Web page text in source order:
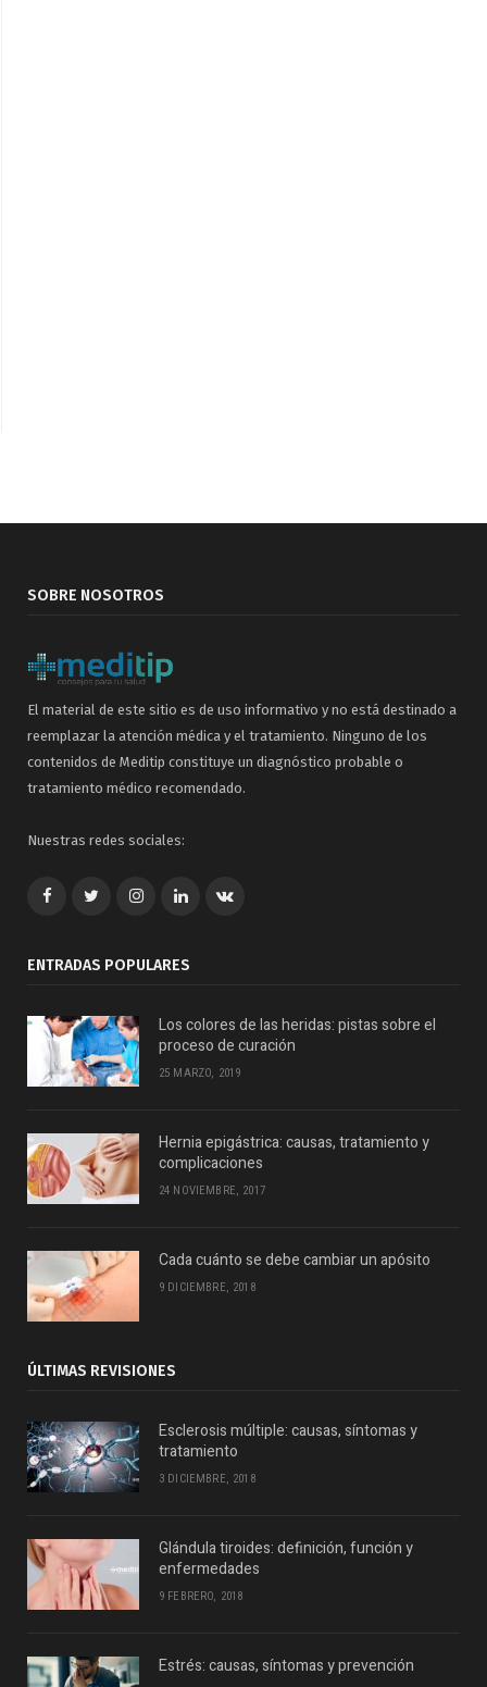
SOBRE NOSOTROS
El material de este sitio es de uso informativo y no está destinado a
reemplazar la atención médica y el tratamiento. Ninguno de los
contenidos de Meditip constituye un diagnóstico probable o
tratamiento médico recomendado.
Nuestras redes sociales:
FacebookTwitterGoogle+LinkedInVK
ENTRADAS POPULARES
Los colores de las heridas: pistas sobre el
proceso de curación
25 MARZO, 2019
Hernia epigástrica: causas, tratamiento y
complicaciones
24 NOVIEMBRE, 2017
Cada cuánto se debe cambiar un apósito
9 DICIEMBRE, 2018
ÚLTIMAS REVISIONES
Esclerosis múltiple: causas, síntomas y
tratamiento
3 DICIEMBRE, 2018
Glándula tiroides: definición, función y
enfermedades
9 FEBRERO, 2018
Estrés: causas, síntomas y prevención